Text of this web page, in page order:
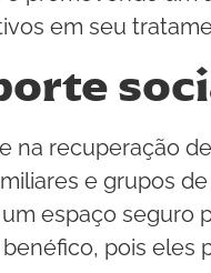
em seu
recuperação
e grupos
espaço seguro
pois eles